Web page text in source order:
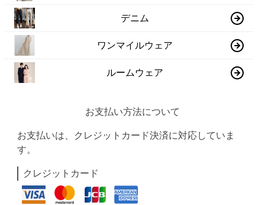
デニム
ワンマイルウェア
ルームウェア
お支払い方法について
お支払いは、クレジットカード決済に対応していま
す。
クレジットカード